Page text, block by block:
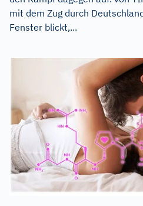
mit dem Zug durch
Fenster blickt,...